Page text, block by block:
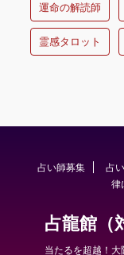
運命の解読師
霊感タロット
占い師募集 占
律
占龍館（
当たるを超越！大